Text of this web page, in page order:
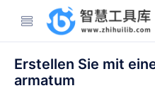
Erstellen Sie mit
armatum